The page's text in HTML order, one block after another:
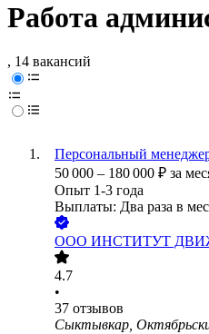
Работа
, 14 вакансий
Персональный
50 000 – 180 000 ₽ за
Опыт 1-3 года
Выплаты: Два раза в
ООО ИНСТИТУТ
4.7
•
37 отзывов
Сыктывкар,